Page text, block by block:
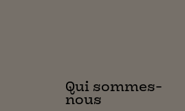
Qui sommes-
nous